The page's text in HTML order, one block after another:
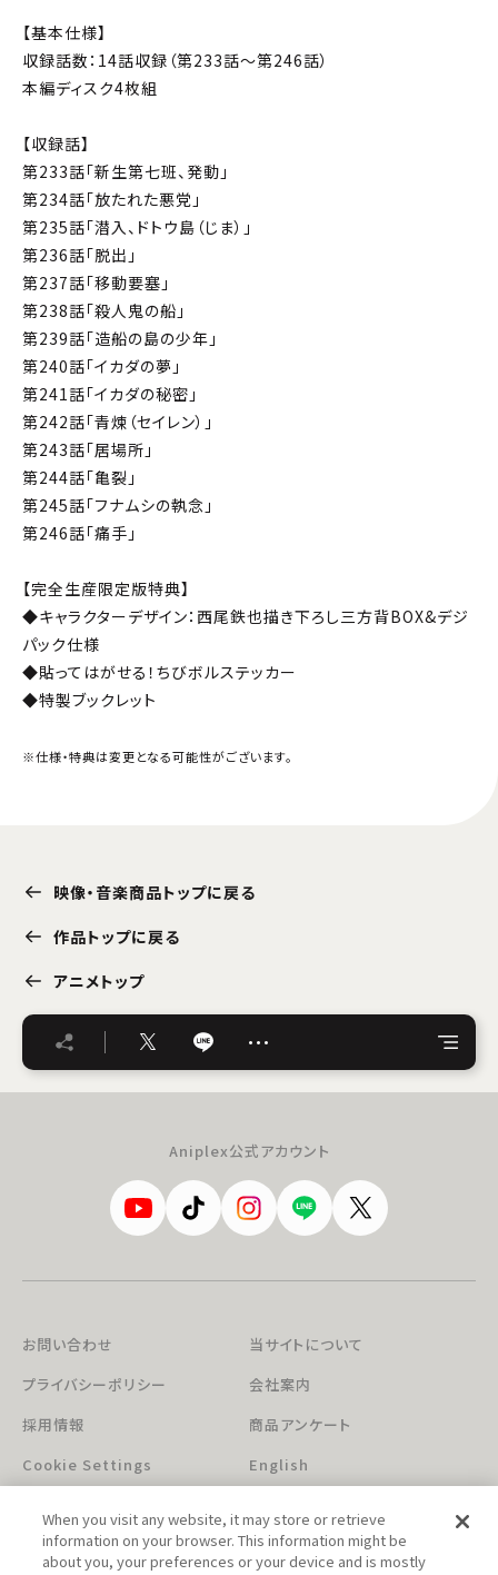
【基本仕様】
収録話数：14話収録（第233話～第246話）
本編ディスク4枚組
【収録話】
第233話「新生第七班、発動」
第234話「放たれた悪党」
第235話「潜入、ドトウ島（じま）」
第236話「脱出」
第237話「移動要塞」
第238話「殺人鬼の船」
第239話「造船の島の少年」
第240話「イカダの夢」
第241話「イカダの秘密」
第242話「青煉（セイレン）」
第243話「居場所」
第244話「亀裂」
第245話「フナムシの執念」
第246話「痛手」
【完全生産限定版特典】
◆キャラクターデザイン：西尾鉄也描き下ろし三方背BOX&デジ
パック仕様
◆貼ってはがせる！ちびボルステッカー
◆特製ブックレット
※仕様・特典は変更となる可能性がございます。
映像・音楽商品トップに戻る
作品トップに戻る
アニメトップ
…
Aniplex公式アカウント
お問い合わせ
当サイトについて
プライバシーポリシー
会社案内
採用情報
商品アンケート
Cookie Settings
English
When you visit any website, it may store or retrieve
information on your browser. This information might be
about you, your preferences or your device and is mostly